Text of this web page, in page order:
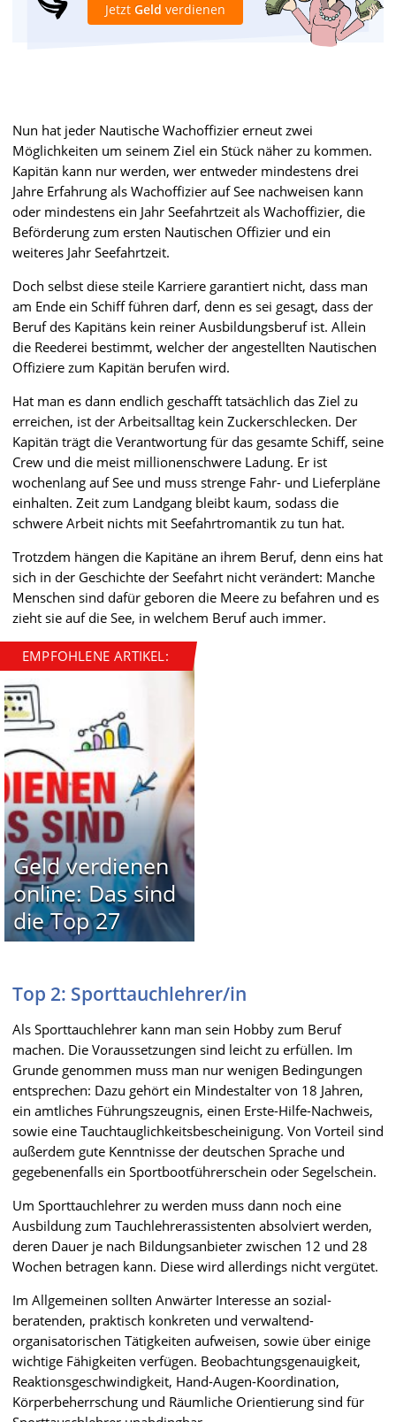
Jetzt Geld verdienen
Nun hat jeder Nautische Wachoffizier erneut zwei
Möglichkeiten um seinem Ziel ein Stück näher zu kommen.
Kapitän kann nur werden, wer entweder mindestens drei
Jahre Erfahrung als Wachoffizier auf See nachweisen kann
oder mindestens ein Jahr Seefahrtzeit als Wachoffizier, die
Beförderung zum ersten Nautischen Offizier und ein
weiteres Jahr Seefahrtzeit.
Doch selbst diese steile Karriere garantiert nicht, dass man
am Ende ein Schiff führen darf, denn es sei gesagt, dass der
Beruf des Kapitäns kein reiner Ausbildungsberuf ist. Allein
die Reederei bestimmt, welcher der angestellten Nautischen
Offiziere zum Kapitän berufen wird.
Hat man es dann endlich geschafft tatsächlich das Ziel zu
erreichen, ist der Arbeitsalltag kein Zuckerschlecken. Der
Kapitän trägt die Verantwortung für das gesamte Schiff, seine
Crew und die meist millionenschwere Ladung. Er ist
wochenlang auf See und muss strenge Fahr- und Lieferpläne
einhalten. Zeit zum Landgang bleibt kaum, sodass die
schwere Arbeit nichts mit Seefahrtromantik zu tun hat.
Trotzdem hängen die Kapitäne an ihrem Beruf, denn eins hat
sich in der Geschichte der Seefahrt nicht verändert: Manche
Menschen sind dafür geboren die Meere zu befahren und es
zieht sie auf die See, in welchem Beruf auch immer.
EMPFOHLENE ARTIKEL:
Geld verdienen
online: Das sind
die Top 27
Top 2: Sporttauchlehrer/in
Als Sporttauchlehrer kann man sein Hobby zum Beruf
machen. Die Voraussetzungen sind leicht zu erfüllen. Im
Grunde genommen muss man nur wenigen Bedingungen
entsprechen: Dazu gehört ein Mindestalter von 18 Jahren,
ein amtliches Führungszeugnis, einen Erste-Hilfe-Nachweis,
sowie eine Tauchtauglichkeitsbescheinigung. Von Vorteil sind
außerdem gute Kenntnisse der deutschen Sprache und
gegebenenfalls ein Sportbootführerschein oder Segelschein.
Um Sporttauchlehrer zu werden muss dann noch eine
Ausbildung zum Tauchlehrerassistenten absolviert werden,
deren Dauer je nach Bildungsanbieter zwischen 12 und 28
Wochen betragen kann. Diese wird allerdings nicht vergütet.
Im Allgemeinen sollten Anwärter Interesse an sozial-
beratenden, praktisch konkreten und verwaltend-
organisatorischen Tätigkeiten aufweisen, sowie über einige
wichtige Fähigkeiten verfügen. Beobachtungsgenauigkeit,
Reaktionsgeschwindigkeit, Hand-Augen-Koordination,
Körperbeherrschung und Räumliche Orientierung sind für